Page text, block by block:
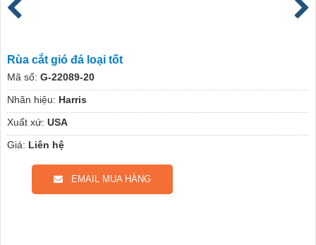
Rùa cắt gió đá loại tốt
Mã số: G-22089-20
Nhãn hiệu: Harris
Xuất xứ: USA
Giá: Liên hệ
EMAIL MUA HÀNG